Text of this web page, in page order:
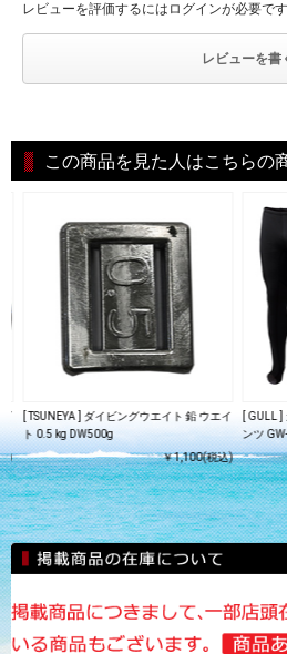
レビューを評価するにはログインが必要です
レビューを書
この商品を見た人はこちらの
)
[ TSUNEYA ] ダイビングウエイト 鉛 ウエイ
ト 0.5 kg DW500g
￥1,100(税込)
[ GULL
ンツ